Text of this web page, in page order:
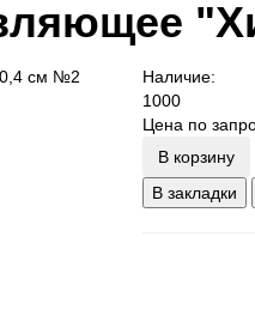
Наличие:
1000
Цена по
В корзину
В закладки